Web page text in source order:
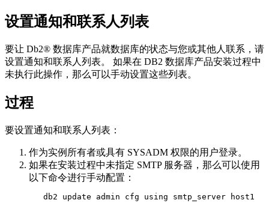
设置通知和联系人列表
要让 Db2® 数据库产品就数据库的状态与您或其他人联系，请
设置通知和联系人列表。 如果在 DB2 数据库产品安装过程中
未执行此操作，那么可以手动设置这些列表。
过程
要设置通知和联系人列表：
作为实例所有者或具有 SYSADM 权限的用户登录。
如果在安装过程中未指定 SMTP 服务器，那么可以使用
以下命令进行手动配置：
   db2 update admin cfg using smtp_server host1